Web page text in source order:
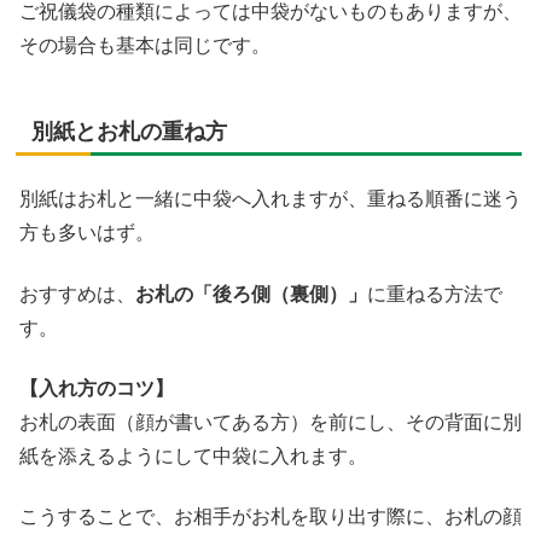
ご祝儀袋の種類によっては中袋がないものもありますが、
その場合も基本は同じです。
別紙とお札の重ね方
別紙はお札と一緒に中袋へ入れますが、重ねる順番に迷う
方も多いはず。
おすすめは、 お札の「後ろ側（裏側）」 に重ねる方法で
す。
【入れ方のコツ】
お札の表面（顔が書いてある方）を前にし、その背面に別
紙を添えるようにして中袋に入れます。
こうすることで、お相手がお札を取り出す際に、お札の顔